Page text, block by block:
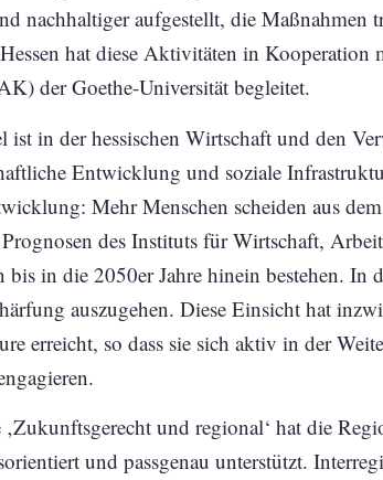
nachhaltiger aufgestellt, die Maßnahmen
hat diese Aktivitäten in
der Goethe-Universität begleitet.
in der hessischen Wirtschaft und den
Entwicklung und soziale
Mehr Menschen scheiden aus
des Instituts für Wirtschaft,
in die 2050er Jahre hinein bestehen. In
auszugehen. Diese Einsicht hat
erreicht, so dass sie sich aktiv in der
und regional‘ hat die
und passgenau unterstützt.